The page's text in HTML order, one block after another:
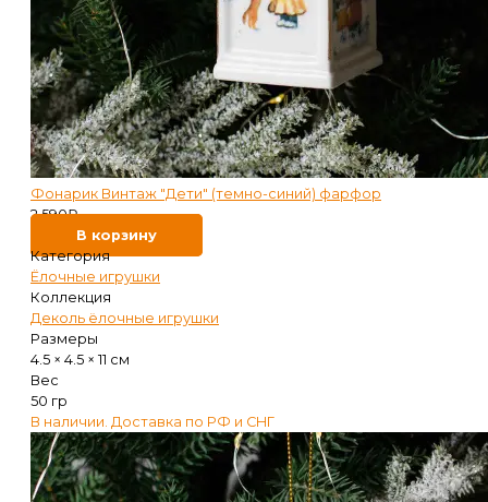
Фонарик Винтаж "Дети" (темно-синий) фарфор
2 590₽
В корзину
Категория
Ёлочные игрушки
Коллекция
Деколь ёлочные игрушки
Размеры
4.5 × 4.5 × 11 см
Вес
50 гр
В наличии. Доставка по РФ и СНГ